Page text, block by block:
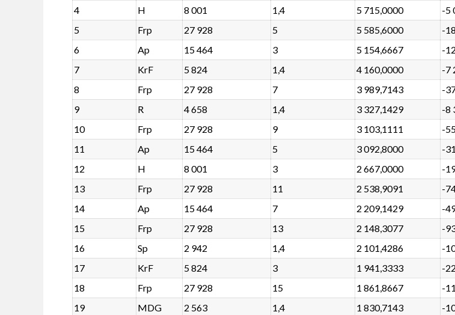
4 H 8 001 1,4 5 715,0000
-5
5
Frp 27 928 5 5 585,6000
-
6
Ap 15 464 3 5 154,6667
-
7
KrF 5 824 1,4 4 160,0000
-7
8
Frp 27 928 7 3 989,7143
-
9
R 4 658 1,4 3 327,1429
-8
10
Frp 27 928 9 3 103,1111
-
11
Ap 15 464 5 3 092,8000
-
12
H 8 001 3 2 667,0000
-
13
Frp 27 928 11 2 538,9091
-
14
Ap 15 464 7 2 209,1429
-
15
Frp 27 928 13 2 148,3077
-
16
Sp 2 942 1,4 2 101,4286
-
17
KrF 5 824 3 1 941,3333
-
18
Frp 27 928 15 1 861,8667
-
19
MDG 2 563 1,4 1 830,7143 -